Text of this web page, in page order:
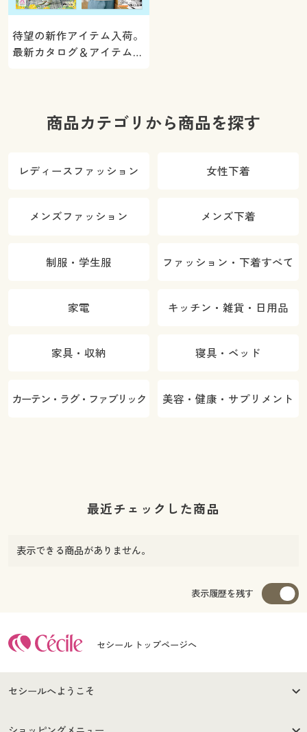
待望の新作アイテム入荷。
最新カタログ＆アイテムを
商品カテゴリから商品を探す
レディースファッション 女性下着
メンズファッション メンズ下着
制服・学生服 ファッション・下着すべて
家電 キッチン・雑貨・日用品
家具・収納 寝具・ベッド
カーテン・ラグ・ファブリック 美容・健康・サプリメント
最近チェックした商品
表示できる商品がありません。
表示履歴を残す
セシール トップページへ
セシールへようこそ
はじめての方へ